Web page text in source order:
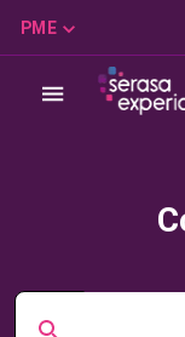
PME